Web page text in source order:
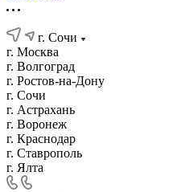
г. Сочи
г. Москва
г. Волгоград
г. Ростов-на-Дону
г. Сочи
г. Астрахань
г. Воронеж
г. Краснодар
г. Ставрополь
г. Ялта